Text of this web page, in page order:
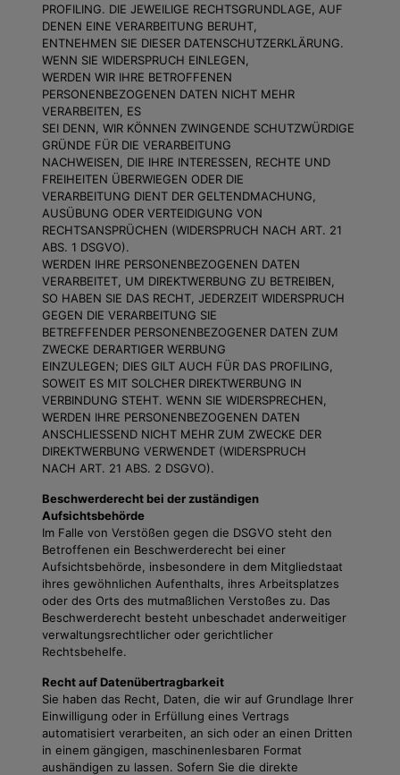
PROFILING. DIE JEWEILIGE RECHTSGRUNDLAGE, AUF
DENEN EINE VERARBEITUNG BERUHT,
ENTNEHMEN SIE DIESER DATENSCHUTZERKLÄRUNG.
WENN SIE WIDERSPRUCH EINLEGEN,
WERDEN WIR IHRE BETROFFENEN
PERSONENBEZOGENEN DATEN NICHT MEHR
VERARBEITEN, ES
SEI DENN, WIR KÖNNEN ZWINGENDE SCHUTZWÜRDIGE
GRÜNDE FÜR DIE VERARBEITUNG
NACHWEISEN, DIE IHRE INTERESSEN, RECHTE UND
FREIHEITEN ÜBERWIEGEN ODER DIE
VERARBEITUNG DIENT DER GELTENDMACHUNG,
AUSÜBUNG ODER VERTEIDIGUNG VON
RECHTSANSPRÜCHEN (WIDERSPRUCH NACH ART. 21
ABS. 1 DSGVO).
WERDEN IHRE PERSONENBEZOGENEN DATEN
VERARBEITET, UM DIREKTWERBUNG ZU BETREIBEN,
SO HABEN SIE DAS RECHT, JEDERZEIT WIDERSPRUCH
GEGEN DIE VERARBEITUNG SIE
BETREFFENDER PERSONENBEZOGENER DATEN ZUM
ZWECKE DERARTIGER WERBUNG
EINZULEGEN; DIES GILT AUCH FÜR DAS PROFILING,
SOWEIT ES MIT SOLCHER DIREKTWERBUNG IN
VERBINDUNG STEHT. WENN SIE WIDERSPRECHEN,
WERDEN IHRE PERSONENBEZOGENEN DATEN
ANSCHLIESSEND NICHT MEHR ZUM ZWECKE DER
DIREKTWERBUNG VERWENDET (WIDERSPRUCH
NACH ART. 21 ABS. 2 DSGVO).
Beschwerderecht bei der zuständigen
Aufsichtsbehörde
Im Falle von Verstößen gegen die DSGVO steht den
Betroffenen ein Beschwerderecht bei einer
Aufsichtsbehörde, insbesondere in dem Mitgliedstaat
ihres gewöhnlichen Aufenthalts, ihres Arbeitsplatzes
oder des Orts des mutmaßlichen Verstoßes zu. Das
Beschwerderecht besteht unbeschadet anderweitiger
verwaltungsrechtlicher oder gerichtlicher
Rechtsbehelfe.
Recht auf Datenübertragbarkeit
Sie haben das Recht, Daten, die wir auf Grundlage Ihrer
Einwilligung oder in Erfüllung eines Vertrags
automatisiert verarbeiten, an sich oder an einen Dritten
in einem gängigen, maschinenlesbaren Format
aushändigen zu lassen. Sofern Sie die direkte